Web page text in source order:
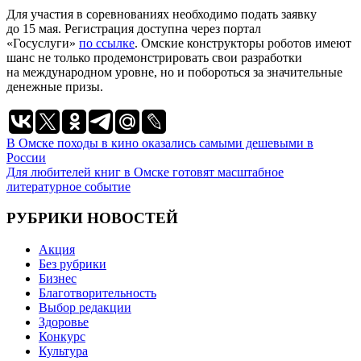
Для участия в соревнованиях необходимо подать заявку
до 15 мая. Регистрация доступна через портал
«Госуслуги» по ссылке. Омские конструкторы роботов имеют
шанс не только продемонстрировать свои разработки
на международном уровне, но и побороться за значительные
денежные призы.
Навигация
по
записям
В Омске походы в кино оказались самыми дешевыми в
России
Для любителей книг в Омске готовят масштабное
литературное событие
РУБРИКИ НОВОСТЕЙ
Акция
Без рубрики
Бизнес
Благотворительность
Выбор редакции
Здоровье
Конкурс
Культура